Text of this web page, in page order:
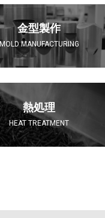
金型製作
MOLD MANUFACTURING
熱処理
HEAT TREATMENT